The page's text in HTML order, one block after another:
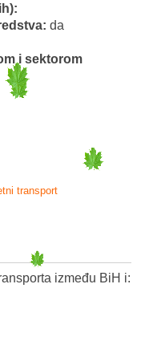
da
i sektorom
transport
između BiH i: